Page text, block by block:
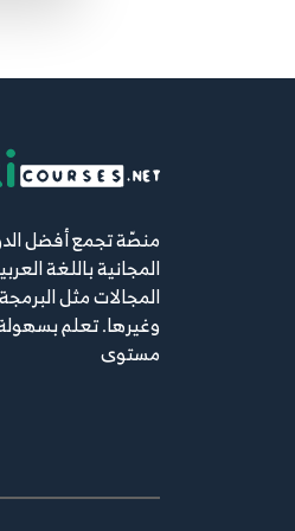
منصّة تجمع أفضل
المجانية باللغة
المجالات مثل
وغيرها. تعلم
مستوى